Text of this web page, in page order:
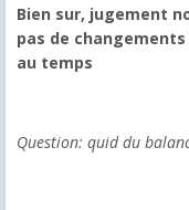
Bien sur, jugement
pas de
au temps
Question: quid du